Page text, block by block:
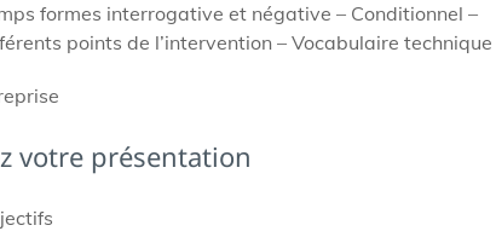
formes interrogative et négative – Conditionnel –
points de l’intervention – Vocabulaire technique
votre présentation